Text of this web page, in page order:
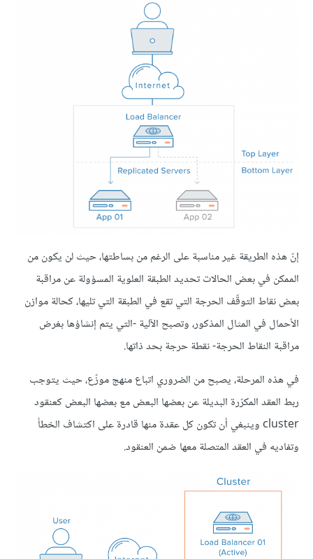
إنّ هذه الطريقة غير مناسبة على الرغم من بساطتها، حيث لن يكون من
الممكن في بعض الحالات تحديد الطبقة العلوية المسؤولة عن مراقبة
بعض نقاط التوقّف الحرجة التي تقع في الطبقة التي تليها، كحالة موازن
الأحمال في المثال المذكور، وتصبح الآلية -التي يتم إنشاؤها بغرض
مراقبة النقاط الحرجة- نقطة حرجة بحد ذاتها.
في هذه المرحلة، يصبح من الضروري اتباع منهج موزّع، حيث يتوجب
ربط العقد المكرّرة البديلة عن بعضها البعض مع بعضها البعض كعنقود
cluster وينبغي أن تكون كل عقدة منها قادرة على اكتشاف الخطأ
وتفاديه في العقد المتصلة معها ضمن العنقود.